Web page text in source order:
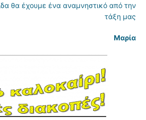
θα έχουμε ένα αναμνηστικό από την
τάξη μας
Μαρία